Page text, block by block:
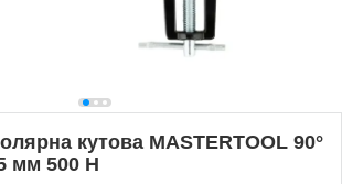
кутова MASTERTOOL 90°
мм 500 Н